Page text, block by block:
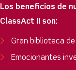
Los beneficios de
ClassAct II son:
Gran biblioteca
Emocionantes